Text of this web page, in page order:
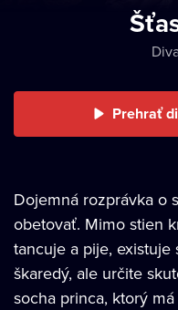
Prehrať
Dojemná rozprávka o
obetovať. Mimo stien
tancuje a pije,
škaredý, ale určite
socha princa, ktorý